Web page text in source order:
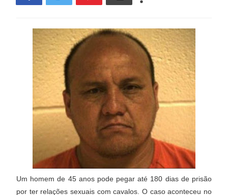
Um homem de 45 anos pode pegar até 180 dias de prisão
por ter relações sexuais com cavalos. O caso aconteceu no